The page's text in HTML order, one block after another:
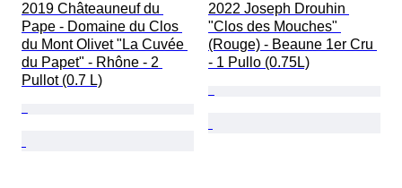
2019 Châteauneuf du
Pape - Domaine du Clos
du Mont Olivet "La Cuvée
du Papet" - Rhône - 2
Pullot (0.7 L)
2022 Joseph Drouhin
"Clos des Mouches"
(Rouge) - Beaune 1er Cru
- 1 Pullo (0.75L)